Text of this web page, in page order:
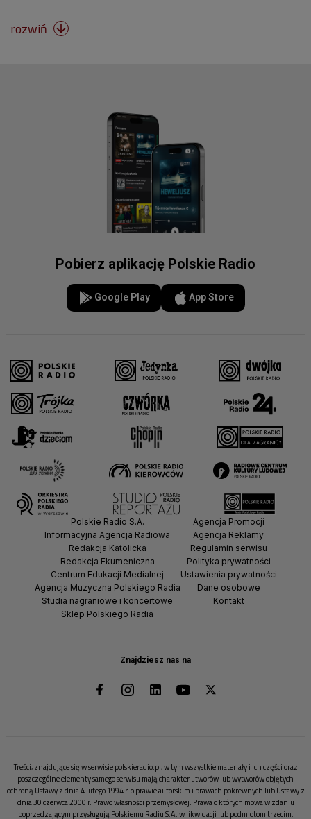
rozwiń 
Pobierz aplikację Polskie Radio
Google Play App Store
Znajdziesz nas na
Polskie Radio S.A.
Informacyjna Agencja Radiowa
Redakcja Katolicka
Redakcja Ekumeniczna
Centrum Edukacji Medialnej
Agencja Muzyczna Polskiego Radia
Studia nagraniowe i koncertowe
Sklep Polskiego Radia
Agencja Promocji
Agencja Reklamy
Regulamin serwisu
Polityka prywatności
Ustawienia prywatności
Dane osobowe
Kontakt
Treści, znajdujące się w serwisie polskieradio.pl, w tym wszystkie materiały i ich części oraz
poszczególne elementy samego serwisu mają charakter utworów lub wytworów objętych
ochroną Ustawy z dnia 4 lutego 1994 r. o prawie autorskim i prawach pokrewnych lub Ustawy z
dnia 30 czerwca 2000 r. Prawo własności przemysłowej. Prawa o których mowa w zdaniu
poprzedzającym przysługują Polskiemu Radiu S.A. w likwidacji lub podmiotom trzecim.